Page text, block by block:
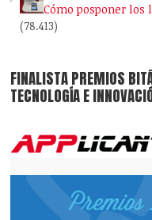
Cómo posponer los
(78.413)
FINALISTA PREMIOS
TECNOLOGÍA E